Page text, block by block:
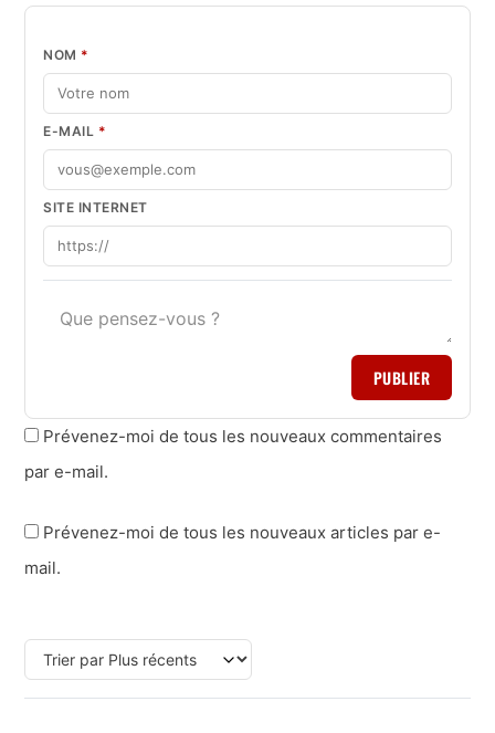
NOM *
E-MAIL *
SITE INTERNET
PUBLIER
Prévenez-moi de tous les nouveaux commentaires
par e-mail.
Prévenez-moi de tous les nouveaux articles par e-
mail.